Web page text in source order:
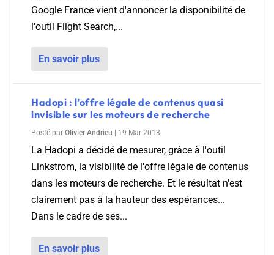
Google France vient d'annoncer la disponibilité de
l'outil Flight Search,...
En savoir plus
Hadopi : l’offre légale de contenus quasi
invisible sur les moteurs de recherche
Posté par Olivier Andrieu 19 Mar 2013
La Hadopi a décidé de mesurer, grâce à l'outil
Linkstrom, la visibilité de l'offre légale de contenus
dans les moteurs de recherche. Et le résultat n'est
clairement pas à la hauteur des espérances...
Dans le cadre de ses...
En savoir plus